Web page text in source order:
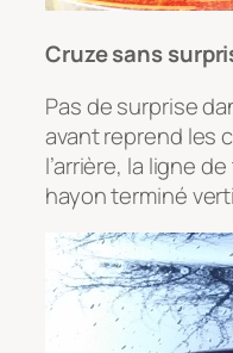
Cruze sans
Pas de surprise
avant reprend les
l’arrière, la ligne
hayon terminé